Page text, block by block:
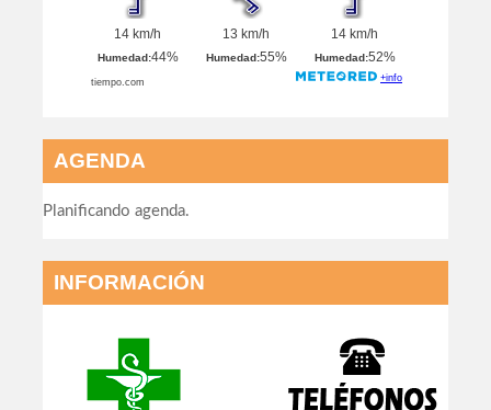
AGENDA
Planificando agenda.
INFORMACIÓN